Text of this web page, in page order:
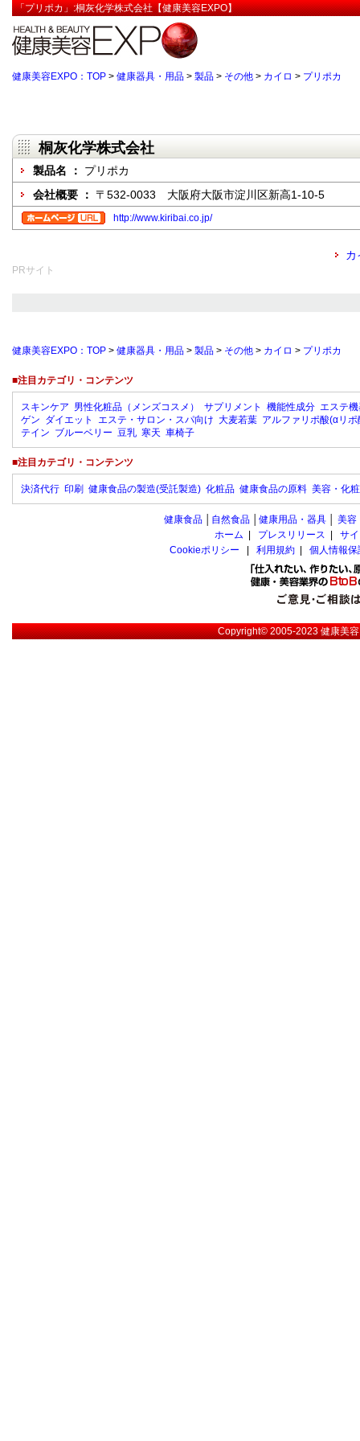
「プリポカ」:桐灰化学株式会社【健康美容EXPO】
健康美容EXPO：TOP > 健康器具・用品 > 製品 > その他 > カイロ > プリポカ
桐灰化学株式会社
製品名 ： プリポカ
会社概要 ： 〒532-0033 大阪府大阪市淀川区新高1-10-5
http://www.kiribai.co.jp/
カ
PRサイト
健康美容EXPO：TOP > 健康器具・用品 > 製品 > その他 > カイロ > プリポカ
■注目カテゴリ・コンテンツ
スキンケア 男性化粧品（メンズコスメ） サプリメント 機能性成分 エステ
ゲン ダイエット エステ・サロン・スパ向け 大麦若葉 アルファリポ酸(αリポ
テイン ブルーベリー 豆乳 寒天 車椅子
■注目カテゴリ・コンテンツ
決済代行 印刷 健康食品の製造(受託製造) 化粧品 健康食品の原料 美容・化
健康食品 自然食品 健康用品・器具 美容
ホーム
プレスリリース
サ
Cookieポリシー
利用規約 個人情報
Copyright© 2005-2023健康美